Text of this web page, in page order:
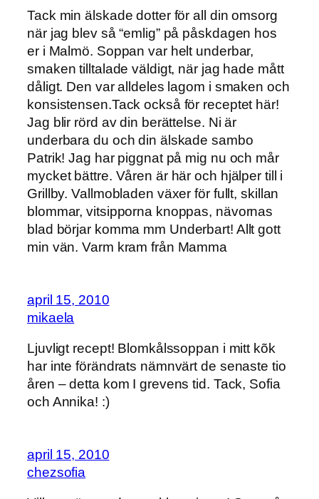
Tack min älskade dotter för all din omsorg
när jag blev så “emlig” på påskdagen hos
er i Malmö. Soppan var helt underbar,
smaken tilltalade väldigt, när jag hade mått
dåligt. Den var alldeles lagom i smaken och
konsistensen.Tack också för receptet här!
Jag blir rörd av din berättelse. Ni är
underbara du och din älskade sambo
Patrik! Jag har piggnat på mig nu och mår
mycket bättre. Våren är här och hjälper till i
Grillby. Vallmobladen växer för fullt, skillan
blommar, vitsipporna knoppas, nävornas
blad börjar komma mm Underbart! Allt gott
min vän. Varm kram från Mamma
april 15, 2010
mikaela
Ljuvligt recept! Blomkålssoppan i mitt kõk
har inte förändrats nämnvärt de senaste tio
åren – detta kom I grevens tid. Tack, Sofia
och Annika! :)
april 15, 2010
chezsofia